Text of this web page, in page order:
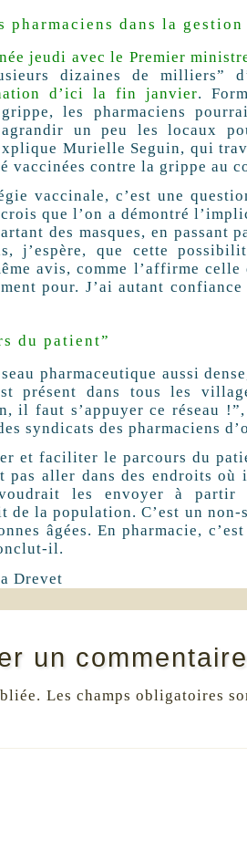
pharmaciens dans la
jeudi avec le Premier
dizaines de milliers”
d’ici la fin janvier.
les pharmaciens
un peu les locaux
Murielle Seguin, qui
vaccinées contre la grippe au
vaccinale, c’est une
que l’on a démontré
des masques, en passant
j’espère, que cette
avis, comme l’affirme
pour. J’ai autant confiance
du patient”
pharmaceutique aussi
présent dans tous les
il faut s’appuyer ce réseau
syndicats des pharmaciens
et faciliter le parcours du
aller dans des endroits où
les envoyer à partir
de la population. C’est un non-
âgées. En pharmacie,
il.
Drevet
un commentaire
Les champs obligatoires